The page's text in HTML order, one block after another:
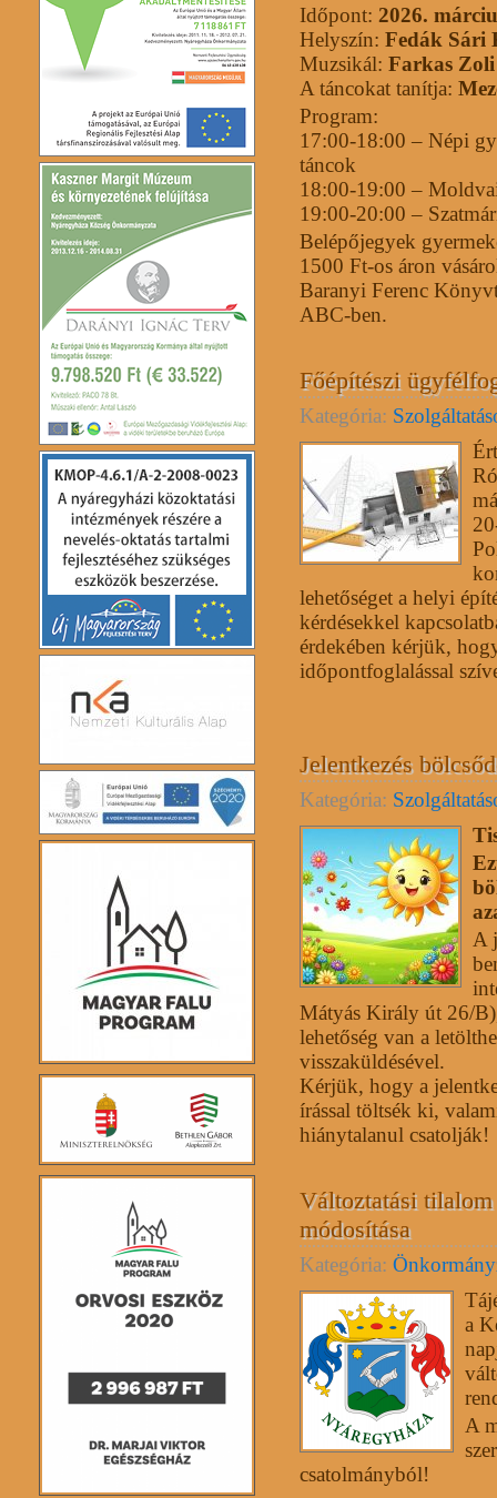
Időpont: 2026.
Helyszín: Fedák Sári
Muzsikál: Farkas
A táncokat tanítja:
Program:
17:00-18:00 – Népi
táncok
18:00-19:00 –
19:00-20:00 –
Belépőjegyek
1500 Ft-os áron
Baranyi Ferenc
ABC-ben.
Főépítészi
Kategória:
lehetőséget a helyi
kérdésekkel
érdekében kérjük,
időpontfoglalással
Jelentkezés
Kategória:
A
Mátyás Király út 26/
lehetőség van a
visszaküldésével.
Kérjük, hogy a
írással töltsék ki,
hiánytalanul csatolják!
Változtatási tilalom
módosítása
Kategória:
a
A
csatolmányból!